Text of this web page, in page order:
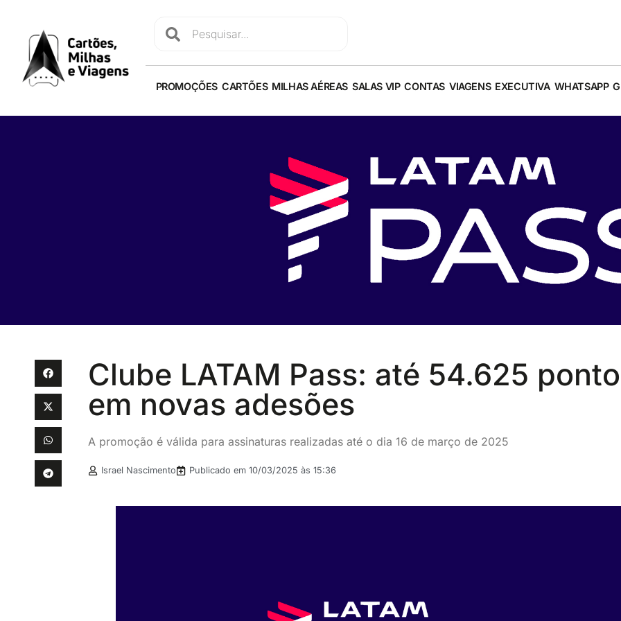
PROMOÇÕES CARTÕES MILHAS AÉREAS SALAS VIP CONTAS VIAGENS EXECUTIVA WHATSAPP
Clube LATAM Pass: até 54.625
em novas adesões
A promoção é válida para assinaturas realizadas até o dia 16 de março de 2025
Israel Nascimento Publicado em 10/03/2025 às 15:36